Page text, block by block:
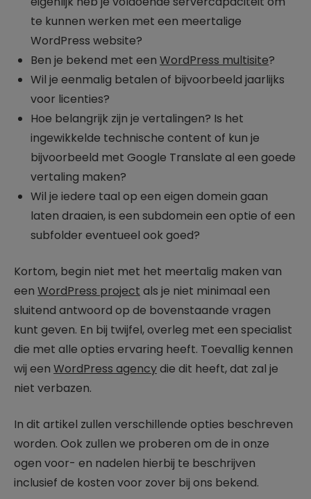
te kunnen werken met een meertalige
WordPress website?
Ben je bekend met een WordPress multisite?
Wil je eenmalig betalen of bijvoorbeeld jaarlijks
voor licenties?
Hoe belangrijk zijn je vertalingen? Is het
ingewikkelde technische content of kun je
bijvoorbeeld met Google Translate al een goede
vertaling maken?
Wil je iedere taal op een eigen domein gaan
laten draaien, is een subdomein een optie of een
subfolder eventueel ook goed?
Kortom, begin niet met het meertalig maken van
een WordPress project als je niet minimaal een
sluitend antwoord op de bovenstaande vragen
kunt geven. En bij twijfel, overleg met een specialist
die met alle opties ervaring heeft. Toevallig kennen
wij een WordPress agencydie dit heeft, dat zal je
niet verbazen.
In dit artikel zullen verschillende opties beschreven
worden. Ook zullen we proberen om de in onze
ogen voor- en nadelen hierbij te beschrijven
inclusief de kosten voor zover bij ons bekend.